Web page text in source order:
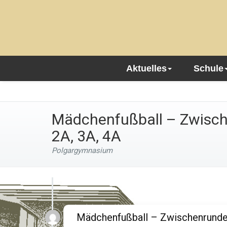
Aktuelles Schule
Mädchenfußball –
2A, 3A, 4A
Polgargymnasium
Mädchenfußball –